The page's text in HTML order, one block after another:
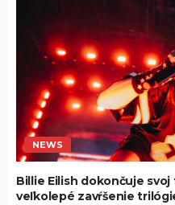
NEWS
Billie Eilish dokončuje
veľkolepé zavŕšenie